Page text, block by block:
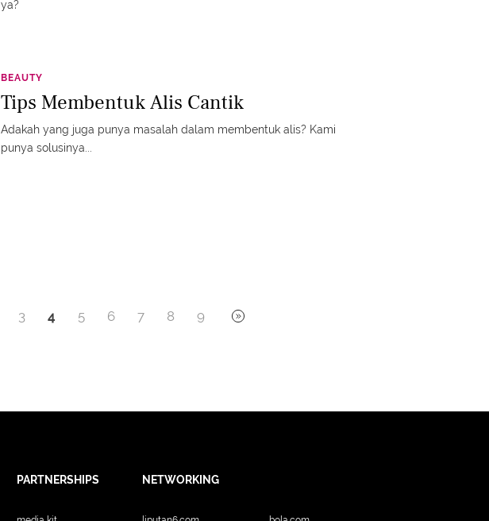
ya?
BEAUTY
Tips Membentuk Alis Cantik
Adakah yang juga punya masalah dalam membentuk alis? Kami
punya solusinya...
3 4 5 6 7 8 9
PARTNERSHIPS NETWORKING